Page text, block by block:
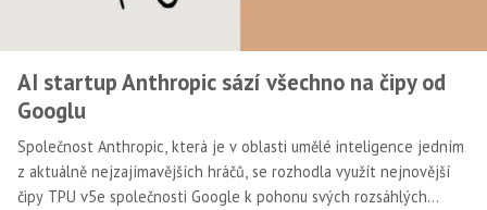
AI startup Anthropic sází všechno na čipy od
Googlu
Společnost Anthropic, která je v oblasti umělé inteligence jedním
z aktuálně nejzajímavějších hráčů, se rozhodla využít nejnovější
čipy TPU v5e společnosti Google k pohonu svých rozsáhlých